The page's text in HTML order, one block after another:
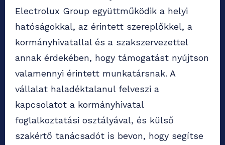
Electrolux Group együttműködik a helyi
hatóságokkal, az érintett szereplőkkel, a
kormányhivatallal és a szakszervezettel
annak érdekében, hogy támogatást nyújtson
valamennyi érintett munkatársnak. A
vállalat haladéktalanul felveszi a
kapcsolatot a kormányhivatal
foglalkoztatási osztályával, és külső
szakértő tanácsadót is bevon, hogy segítse